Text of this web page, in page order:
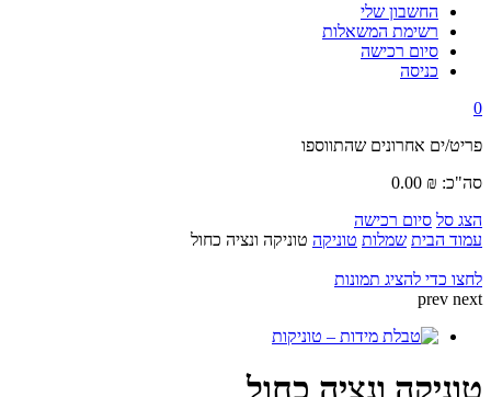
החשבון שלי
רשימת המשאלות
סיום רכישה
כניסה
0
פריט/ים אחרונים שהתווספו
סה"כ:
0.00 ₪
הצג סל סיום רכישה
עמוד הבית שמלות טוניקה טוניקה ונציה כחול
לחצו כדי להציג תמונות
prev next